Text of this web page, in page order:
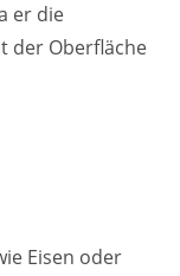
er die
der Oberfläche
Eisen oder